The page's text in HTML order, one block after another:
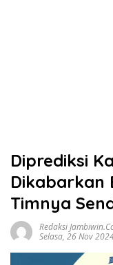
Diprediksi
Dikabarkan
Timnya
Redaksi
Selasa, 26 Nov